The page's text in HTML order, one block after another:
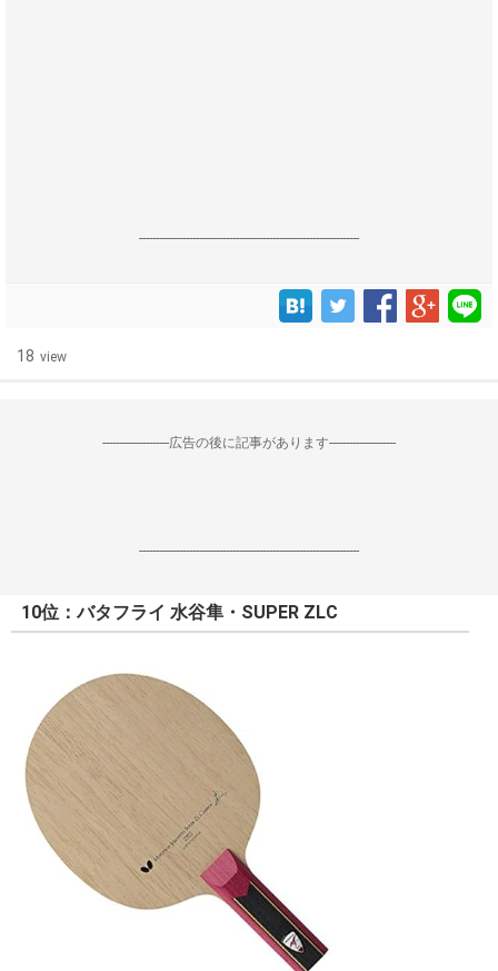
------------------------------------------------------------------
18 view
--------------------広告の後に記事があります--------------------
------------------------------------------------------------------
10位：バタフライ 水谷隼・SUPER ZLC